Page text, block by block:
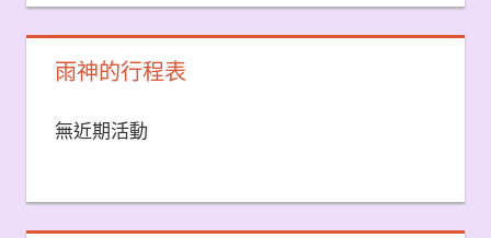
雨神的行程表
無近期活動